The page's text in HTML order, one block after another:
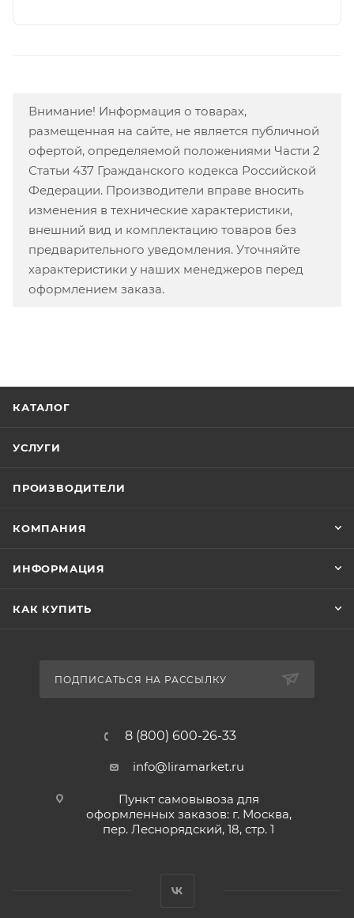
Внимание! Информация о товарах,
размещенная на сайте, не является публичной
офертой, определяемой положениями Части 2
Статьи 437 Гражданского кодекса Российской
Федерации. Производители вправе вносить
изменения в технические характеристики,
внешний вид и комплектацию товаров без
предварительного уведомления. Уточняйте
характеристики у наших менеджеров перед
оформлением заказа.
КАТАЛОГ
УСЛУГИ
ПРОИЗВОДИТЕЛИ
КОМПАНИЯ
ИНФОРМАЦИЯ
КАК КУПИТЬ
ПОДПИСАТЬСЯ НА РАССЫЛКУ
8 (800) 600-26-33
info@liramarket.ru
Пункт самовывоза для
оформленных заказов: г. Москва,
пер. Леснорядский, 18, стр. 1